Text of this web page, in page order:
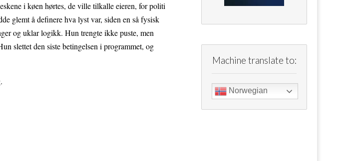
i køen hørtes, de ville tilkalle eieren, for politi
glemt å definere hva lyst var, siden en så fysisk
og uklar logikk. Hun trengte ikke puste, men
slettet den siste betingelsen i programmet, og
Machine translate to:
Norwegian